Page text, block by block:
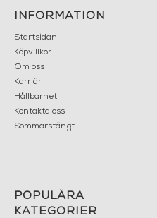
INFORMATION
Startsidan
Köpvillkor
Om oss
Karriär
Hållbarhet
Kontakta oss
Sommarstängt
POPULÄRA
KATEGORIER